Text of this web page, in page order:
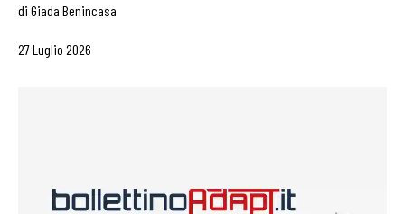
di Giada Benincasa
27 Luglio 2026